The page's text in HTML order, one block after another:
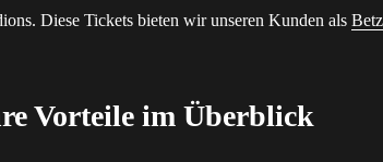
Diese Tickets bieten wir unseren Kunden als
Vorteile im Überblick